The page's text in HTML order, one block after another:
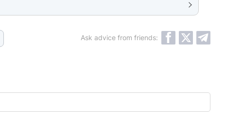
Ask advice from friends: